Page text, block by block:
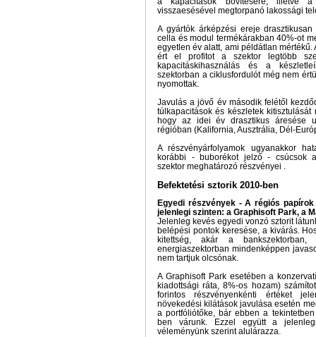
visszaesésével megtorpanó lakossági
A gyártók árképzési ereje
cella és modul termékárakban 40%-ot
egyetlen év alatt, ami példátlan mértékű.
ért el profitot a szektor legtöbb
kapacitáskihasználás és a
szektorban a ciklusfordulót még nem
nyomottak.
Javulás a jövő év második felétől
túlkapacitások és készletek kitisztulását
hogy az idei év drasztikus áresése
régióban (Kalifornia, Ausztrália, Dél-
A részvényárfolyamok ugyanakkor
korábbi - buborékot jelző - csúcsok
szektor meghatározó részvényei .
Befektetési sztorik 2010-ben
Egyedi részvények - A régiós
jelenlegi szinten: a Graphisoft Park, a
Jelenleg kevés egyedi vonzó sztorit
belépési pontok keresése, a kivárás.
kitettség, akár a
energiaszektorban mindenképpen
nem tartjuk olcsónak.
A Graphisoft Park esetében a
kiadottsági ráta, 8%-os hozam)
forintos részvényenkénti értéket
növekedési kilátások javulása esetén
a portfóliótőke, bár ebben a
ben várunk. Ezzel együtt a
véleményünk szerint alulárazza.